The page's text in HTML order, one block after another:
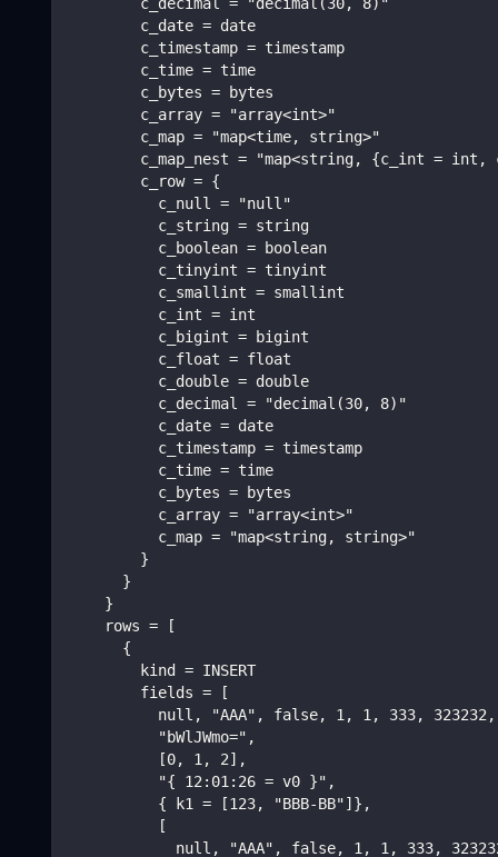
        c_decimal = "decimal(30, 8)"
        c_date = date
        c_timestamp = timestamp
        c_time = time
        c_bytes = bytes
        c_array = "array<int>"
        c_map = "map<time, string>"
c_map_nest = "map<string, {c_int = int,
        c_row = {
          c_null = "null"
          c_string = string
          c_boolean = boolean
          c_tinyint = tinyint
          c_smallint = smallint
          c_int = int
          c_bigint = bigint
          c_float = float
          c_double = double
          c_decimal = "decimal(30, 8)"
          c_date = date
          c_timestamp = timestamp
          c_time = time
          c_bytes = bytes
          c_array = "array<int>"
          c_map = "map<string, string>"
        }
      }
    }
    rows = [
      {
        kind = INSERT
        fields = [
null, "AAA", false, 1, 1, 333,
          "bWlJWmo=",
          [0, 1, 2],
          "{ 12:01:26 = v0 }",
          { k1 = [123, "BBB-BB"]},
          [
null, "AAA", false, 1, 1, 333,